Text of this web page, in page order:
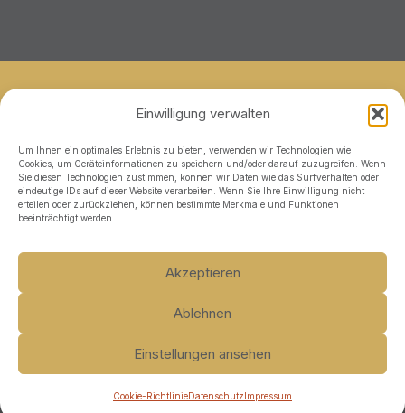
Einwilligung verwalten
Um Ihnen ein optimales Erlebnis zu bieten, verwenden wir Technologien wie
Cookies, um Geräteinformationen zu speichern und/oder darauf zuzugreifen. Wenn
Sie diesen Technologien zustimmen, können wir Daten wie das Surfverhalten oder
eindeutige IDs auf dieser Website verarbeiten. Wenn Sie Ihre Einwilligung nicht
erteilen oder zurückziehen, können bestimmte Merkmale und Funktionen
beeinträchtigt werden
Akzeptieren
Ablehnen
Einstellungen ansehen
Cookie-RichtlinieDatenschutzImpressum
Impressum
Datenschutz
Kontakt